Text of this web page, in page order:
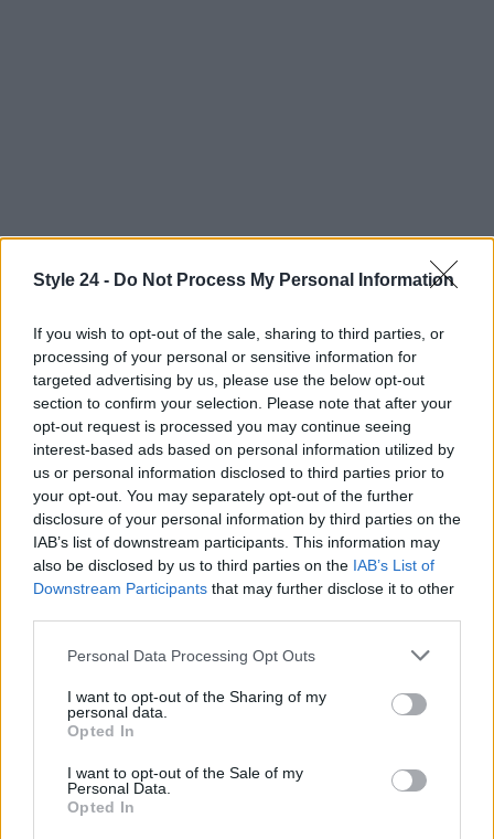
Style 24 - Do Not Process My Personal Information
If you wish to opt-out of the sale, sharing to third parties, or
processing of your personal or sensitive information for
targeted advertising by us, please use the below opt-out
section to confirm your selection. Please note that after your
opt-out request is processed you may continue seeing
interest-based ads based on personal information utilized by
us or personal information disclosed to third parties prior to
your opt-out. You may separately opt-out of the further
disclosure of your personal information by third parties on the
IAB’s list of downstream participants. This information may
also be disclosed by us to third parties on the IAB’s List of
Downstream Participants that may further disclose it to other
Please note that this website/app uses one or more Google
not limited to your visit or usage behaviour. You may click to
grant or deny consent to Google and its third-party tags to
use your data for below specified purposes in below Google
consent section.
Personal Data Processing Opt Outs
I want to opt-out of the Sharing of my
personal data.
Opted In
I want to opt-out of the Sale of my
Personal Data.
Opted In
AUTORE
Staff